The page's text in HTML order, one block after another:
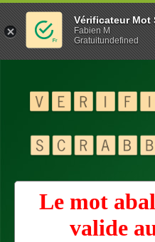
Le mot
valide
Vérificateur Mot
Fabien M
Gratuitundefined